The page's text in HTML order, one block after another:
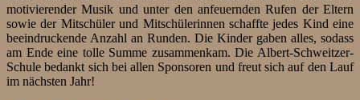
motivierender Musik und unter den anfeuernden Rufen der Eltern
sowie der Mitschüler und Mitschülerinnen schaffte jedes Kind eine
beeindruckende Anzahl an Runden. Die Kinder gaben alles, sodass
am Ende eine tolle Summe zusammenkam. Die Albert-Schweitzer-
Schule bedankt sich bei allen Sponsoren und freut sich auf den Lauf
im nächsten Jahr!